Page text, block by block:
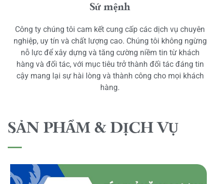
Sứ mệnh
Công ty chúng tôi cam kết cung cấp các dịch vụ chuyên
nghiệp, uy tín và chất lượng cao. Chúng tôi không ngừng
nỗ lực để xây dựng và tăng cường niềm tin từ khách
hàng và đối tác, với mục tiêu trở thành đối tác đáng tin
cậy mang lại sự hài lòng và thành công cho mọi khách
hàng.
SẢN PHẨM & DỊCH VỤ